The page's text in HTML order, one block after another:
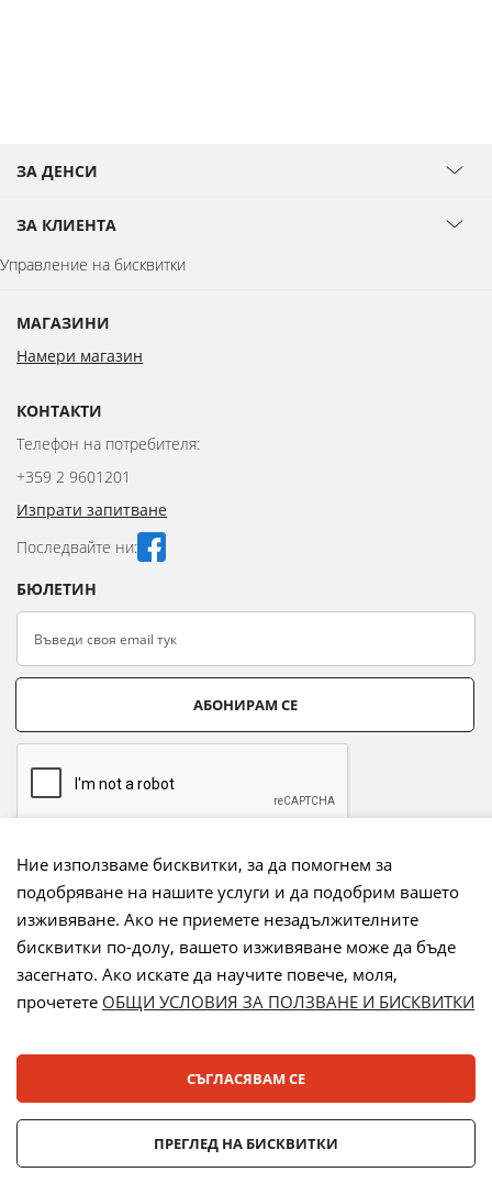
ЗА ДЕНСИ
ЗА КЛИЕНТА
Управление на бисквитки
МАГАЗИНИ
Намери магазин
КОНТАКТИ
Телефон на потребителя:
+359 2 9601201
Изпрати запитване
Последвайте ни:
БЮЛЕТИН
АБОНИРАМ СЕ
Начини на плащане:
Лизинг:
Ние използваме бисквитки, за да помогнем за
подобряване на нашите услуги и да подобрим вашето
изживяване. Ако не приемете незадължителните
бисквитки по-долу, вашето изживяване може да бъде
засегнато. Ако искате да научите повече, моля,
прочетете ОБЩИ УСЛОВИЯ ЗА ПОЛЗВАНЕ И БИСКВИТКИ
СЪГЛАСЯВАМ СЕ
ПРЕГЛЕД НА БИСКВИТКИ